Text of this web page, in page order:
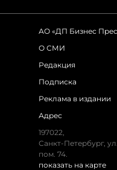
АО «ДП Бизнес
О СМИ
Редакция
Подписка
Реклама в издании
Адрес
197022,
Санкт-Петербург,
пом. 74.
показать на карте